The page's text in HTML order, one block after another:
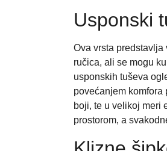
Usponski
Ova vrsta predstavlja
ručica, ali se mogu
usponskih tuševa
povećanjem komfora
boji, te u velikoj meri
prostorom, a